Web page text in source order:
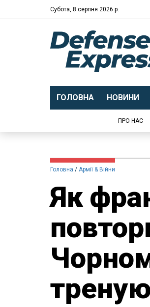
Субота, 8 серпня 2026 р.
ГОЛОВНА НОВИНИ
ПРО НАС
Головна Армії & Війни
Як